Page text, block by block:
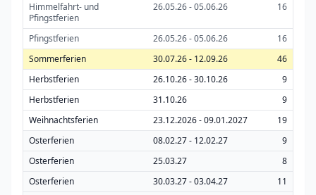
Himmelfahrt- und
Pfingstferien
26.05.26 - 05.06.26 16
Pfingstferien 26.05.26 - 05.06.26
16
Sommerferien
30.07.26 - 12.09.26
46
Herbstferien
26.10.26 - 30.10.26
9
Herbstferien
31.10.26
9
Weihnachtsferien
23.12.2026 - 09.01.2027
19
Osterferien
08.02.27 - 12.02.27
9
Osterferien
25.03.27
8
Osterferien
30.03.27 - 03.04.27
11